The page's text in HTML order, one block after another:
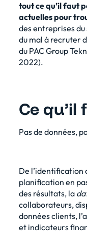
tout ce qu’il faut
actuelles pour
des entreprises
du mal à recruter
du PAC Group
2022).
Ce
Pas de données,
De l’identification
planification en
des résultats, la
collaborateurs,
données clients,
et indicateurs